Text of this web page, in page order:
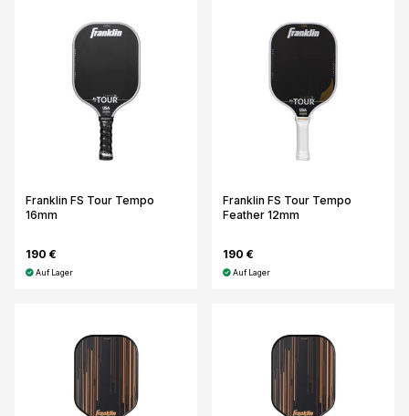
Franklin FS Tour Tempo
16mm
190 €
Auf Lager
Franklin FS Tour Tempo
Feather 12mm
190 €
Auf Lager